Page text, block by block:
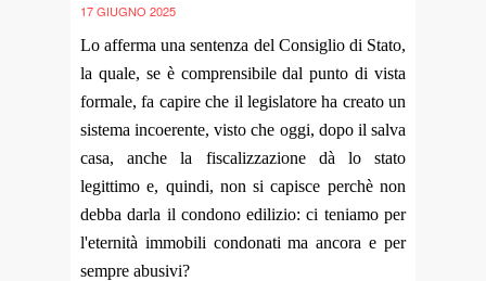
17 GIUGNO 2025
Lo afferma una sentenza del Consiglio di Stato,
la quale, se è comprensibile dal punto di vista
formale, fa capire che il legislatore ha creato un
sistema incoerente, visto che oggi, dopo il salva
casa, anche la fiscalizzazione dà lo stato
legittimo e, quindi, non si capisce perchè non
debba darla il condono edilizio: ci teniamo per
l'eternità immobili condonati ma ancora e per
sempre abusivi?